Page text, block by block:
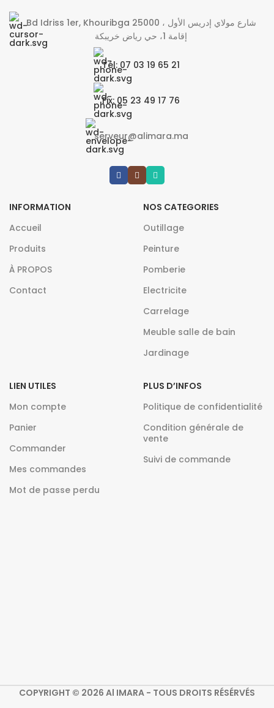
Bd Idriss 1er, Khouribga 25000 شارع مولاي إدريس الأول ،
إقامة 1، حي رياض خريبكة
Tél: 07 03 19 65 21
Fix: 05 23 49 17 76
serveur@alimara.ma
INFORMATION
Accueil
Produits
À PROPOS
Contact
NOS CATEGORIES
Outillage
Peinture
Pomberie
Electricite
Carrelage
Meuble salle de bain
Jardinage
LIEN UTILES
Mon compte
Panier
Commander
Mes commandes
Mot de passe perdu
PLUS D’INFOS
Politique de confidentialité
Condition générale de
vente
Suivi de commande
COPYRIGHT © 2026 Al IMARA - TOUS DROITS RÉSÉRVÉS